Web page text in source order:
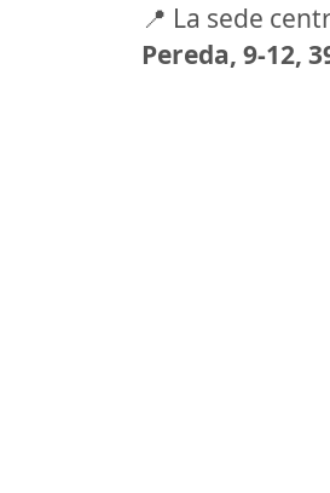
📍 La sede
Pereda, 9-12,